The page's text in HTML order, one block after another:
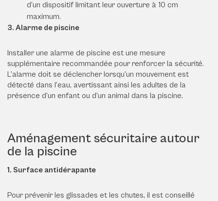
d’un dispositif limitant leur ouverture à 10 cm
maximum.
3. Alarme de piscine
Installer une alarme de piscine est une mesure
supplémentaire recommandée pour renforcer la sécurité.
L’alarme doit se déclencher lorsqu’un mouvement est
détecté dans l’eau, avertissant ainsi les adultes de la
présence d’un enfant ou d’un animal dans la piscine.
Aménagement sécuritaire autour
de la piscine
1. Surface antidérapante
Pour prévenir les glissades et les chutes, il est conseillé